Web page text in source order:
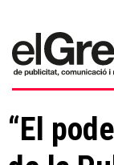
Inici
Gremi
>
“El